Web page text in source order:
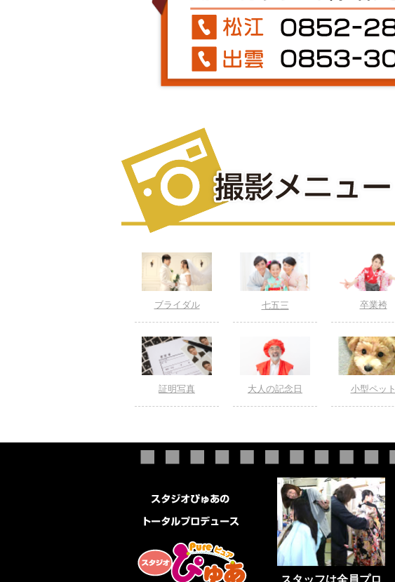
ブライダル 七五三 卒業袴
証明写真 大人の記念日 小型ペット